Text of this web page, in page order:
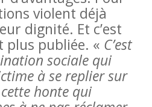
violent déjà
dignité. Et c’est
plus publiée. « C’est
sociale qui
à se replier sur
cette honte qui